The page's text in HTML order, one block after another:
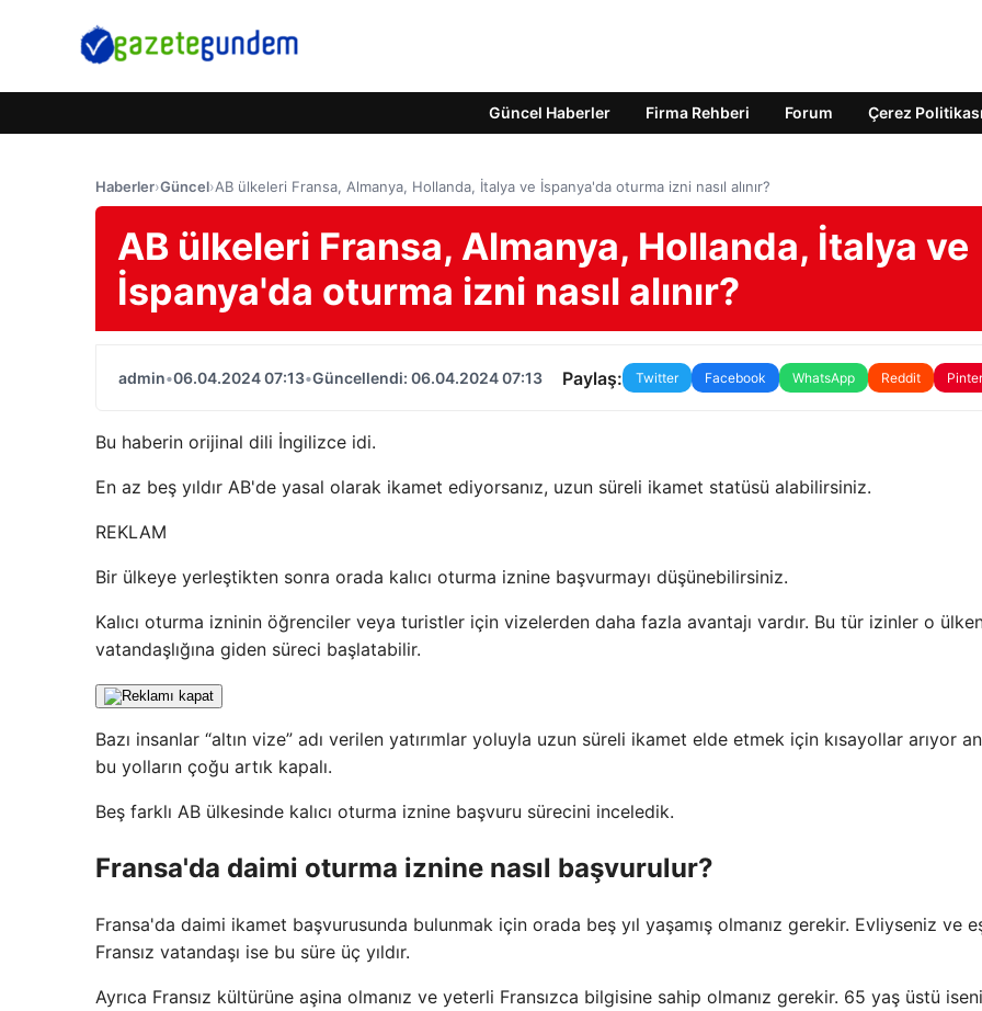
Güncel Haberler Firma Rehberi Forum Çerez Politikası
Haberler›Güncel›AB ülkeleri Fransa, Almanya, Hollanda, İtalya ve İspanya'da oturma izni nasıl alınır?
AB ülkeleri Fransa, Almanya, Hollanda, İtalya ve
İspanya'da oturma izni nasıl alınır?
admin•06.04.2024 07:13•Güncellendi: 06.04.2024 07:13 Paylaş: Twitter Facebook WhatsApp Reddit
Bu haberin orijinal dili İngilizce idi.
En az beş yıldır AB'de yasal olarak ikamet ediyorsanız, uzun süreli ikamet statüsü alabilirsiniz.
REKLAM
Bir ülkeye yerleştikten sonra orada kalıcı oturma iznine başvurmayı düşünebilirsiniz.
Kalıcı oturma izninin öğrenciler veya turistler için vizelerden daha fazla avantajı vardır. Bu tür izinler o
vatandaşlığına giden süreci başlatabilir.
Bazı insanlar “altın vize” adı verilen yatırımlar yoluyla uzun süreli ikamet elde etmek için kısayollar arıyor
bu yolların çoğu artık kapalı.
Beş farklı AB ülkesinde kalıcı oturma iznine başvuru sürecini inceledik.
Fransa'da daimi oturma iznine nasıl başvurulur?
Fransa'da daimi ikamet başvurusunda bulunmak için orada beş yıl yaşamış olmanız gerekir. Evliyseniz ve
Fransız vatandaşı ise bu süre üç yıldır.
Ayrıca Fransız kültürüne aşina olmanız ve yeterli Fransızca bilgisine sahip olmanız gerekir. 65 yaş üstü